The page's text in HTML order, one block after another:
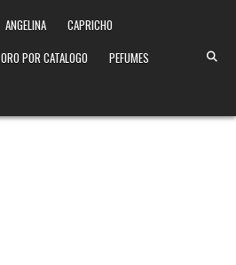
ANGELINA
CAPRICHO
ORO POR CATALOGO
PEFUMES